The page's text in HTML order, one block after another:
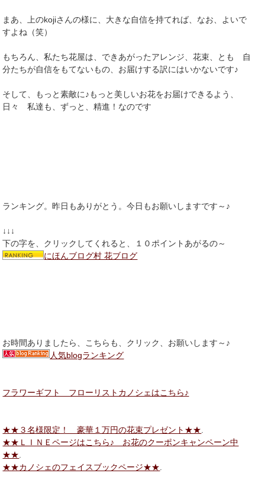
まあ、上のkojiさんの様に、大きな自信を持てれば、なお、よいで
すよね（笑）
もちろん、私たち花屋は、できあがったアレンジ、花束、とも 自
分たちが自信をもてないもの、お届けする訳にはいかないです♪
そして、もっと素敵に♪もっと美しいお花をお届けできるよう、
日々 私達も、ずっと、精進！なのです
ランキング。昨日もありがとう。今日もお願いしますです～♪
↓↓↓
下の字を、クリックしてくれると、１０ポイントあがるの～
にほんブログ村 花ブログ
お時間ありましたら、こちらも、クリック、お願いします～♪
人気blogランキング
フラワーギフト フローリストカノシェはこちら♪
★★３名様限定！ 豪華１万円の花束プレゼント★★
★★ＬＩＮＥページはこちら♪ お花のクーポンキャンペーン中
★★
★★カノシェのフェイスブックページ★★